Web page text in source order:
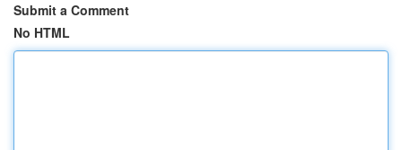
Submit a Comment
No HTML